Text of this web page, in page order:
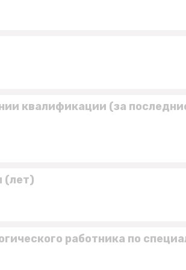
квалификации (за
(лет)
работника по